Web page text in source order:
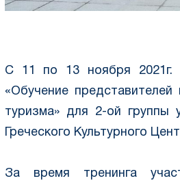
С 11 по 13 ноября 2021г.
«Обучение представителей
туризма» для 2-ой группы
Греческого Культурного
За время тренинга